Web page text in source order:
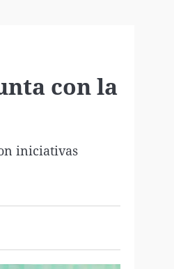
con la
iniciativas